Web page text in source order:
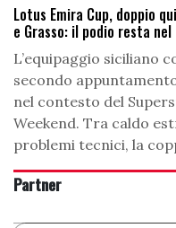
Lotus Emira Cup, doppio
e Grasso: il podio resta
L’equipaggio siciliano
secondo
nel contesto del
Weekend. Tra caldo
problemi tecnici, la
Partner